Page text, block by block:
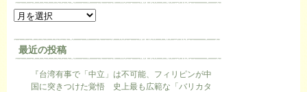
最近の投稿
『台湾有事で「中立」は不可能、フィリピンが中
国に突きつけた覚悟 史上最も広範な「バリカタ